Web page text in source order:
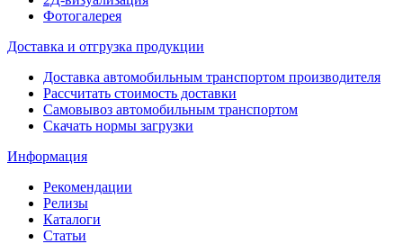
Фотогалерея
Доставка и отгрузка продукции
Доставка автомобильным транспортом производителя
Рассчитать стоимость доставки
Самовывоз автомобильным транспортом
Скачать нормы загрузки
Информация
Рекомендации
Релизы
Каталоги
Статьи